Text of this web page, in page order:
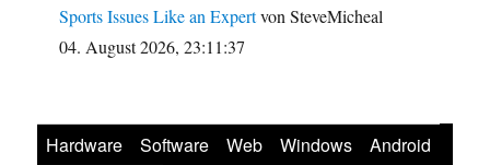
Sports Issues Like an Expertvon SteveMicheal
04. August 2026, 23:11:37
Hardware Software Web Windows
Android